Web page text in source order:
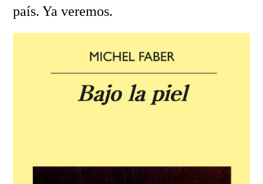
país. Ya veremos.